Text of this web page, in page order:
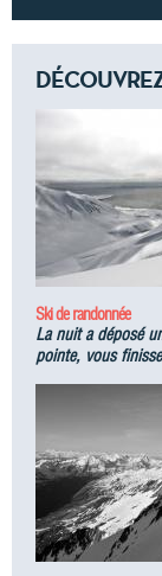
Ski de randonnée
La nuit a déposé
pointe, vous